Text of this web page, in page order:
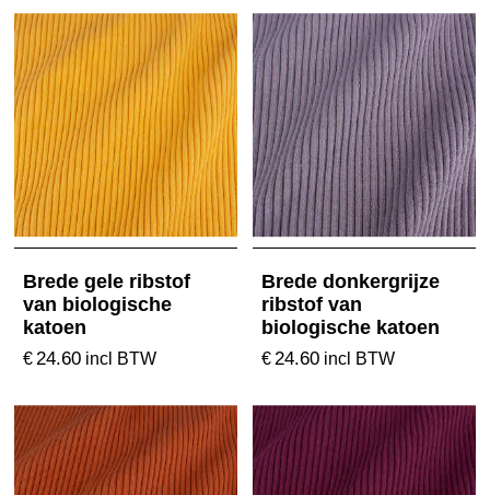
Brede gele ribstof
van biologische
katoen
€24.60 incl BTW
Brede donkergrijze
ribstof van
biologische katoen
€24.60 incl BTW